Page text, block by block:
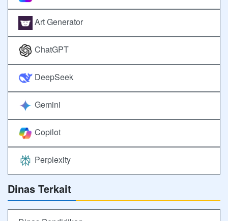
Art Generator
ChatGPT
DeepSeek
Gemini
Copilot
Perplexity
Dinas Terkait